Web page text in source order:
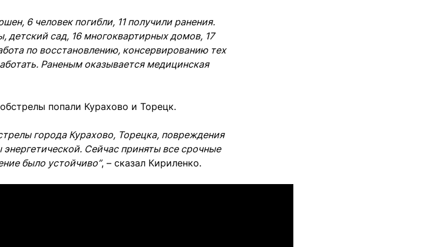
6 человек погибли, 11 получили ранения.
детский сад, 16 многоквартирных домов, 17
по восстановлению, консервированию тех
Раненым оказывается медицинская
попали Курахово и Торецк.
города Курахово, Торецка, повреждения
Сейчас приняты все срочные
было устойчиво”, – сказал Кириленко.